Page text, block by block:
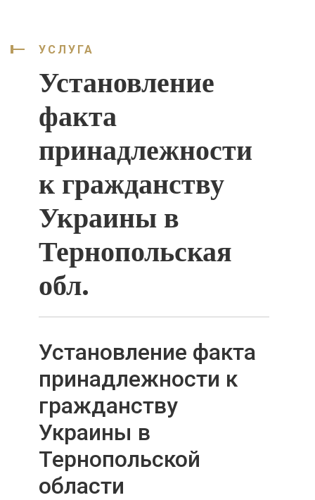
УСЛУГА
Установление
факта
принадлежности
к гражданству
Украины в
Тернопольская
обл.
Установление факта
принадлежности к
гражданству
Украины в
Тернопольской
области